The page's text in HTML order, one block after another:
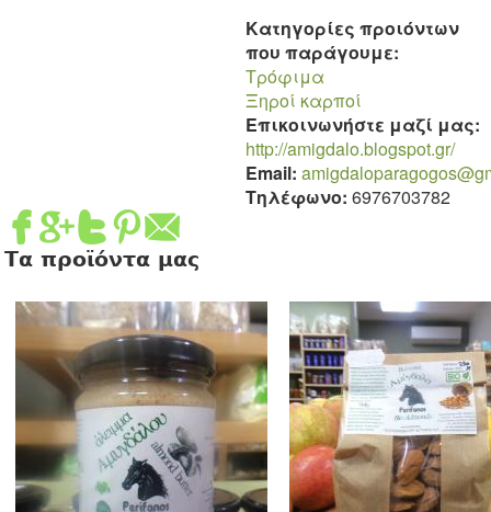
Κατηγορίες προιόντων
που παράγουμε:
Τρόφιμα
Ξηροί καρποί
Επικοινωνήστε μαζί μας:
http://amigdalo.blogspot.gr/
Email:
Τηλέφωνο: 6976703782
Τα προϊόντα μας